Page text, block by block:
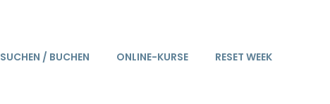
SUCHEN / BUCHEN ONLINE-KURSE RESET WEEK